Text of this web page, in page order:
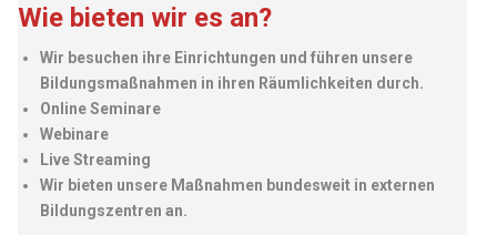
Wie bieten wir es an?
Wir besuchen ihre Einrichtungen und führen unsere
Bildungsmaßnahmen in ihren Räumlichkeiten durch.
Online Seminare
Webinare
Live Streaming
Wir bieten unsere Maßnahmen bundesweit in externen
Bildungszentren an.
Newsletter
Blog
Kontakt